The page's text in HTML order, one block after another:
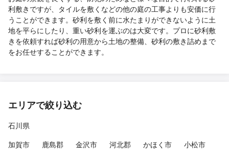
利敷きですが、タイルを敷くなどの他の庭の工事よりも安価に行
うことができます。砂利を敷く前に水たまりができないように土
地を平らにしたり、重い砂利を運ぶのは大変です。プロに砂利敷
きを依頼すれば砂利の用意から土地の整備、砂利の敷き詰めまで
をお任せすることができます。
エリアで絞り込む
石川県
加賀市
鹿島郡 金沢市 河北郡 かほく市
小松市